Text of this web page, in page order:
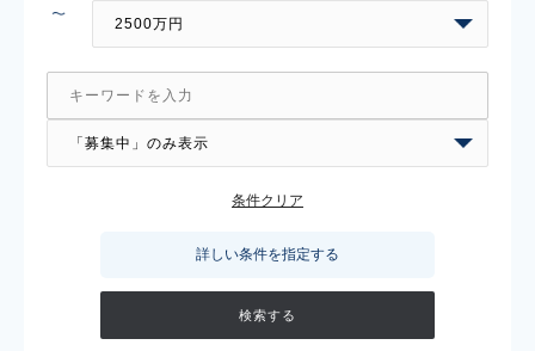
条件クリア
詳しい条件を指定する